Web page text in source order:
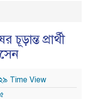
প্রার্থী
Time View